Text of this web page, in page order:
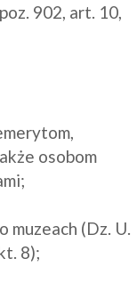
902, art. 10,
osobom
muzeach (Dz. U.
8);